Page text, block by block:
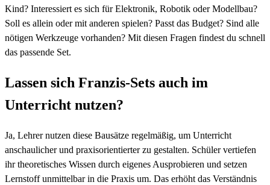
Kind? Interessiert es sich für Elektronik, Robotik oder Modellbau?
Soll es allein oder mit anderen spielen? Passt das Budget? Sind alle
nötigen Werkzeuge vorhanden? Mit diesen Fragen findest du schnell
das passende Set.
Lassen sich Franzis-Sets auch im
Unterricht nutzen?
Ja, Lehrer nutzen diese Bausätze regelmäßig, um Unterricht
anschaulicher und praxisorientierter zu gestalten. Schüler vertiefen
ihr theoretisches Wissen durch eigenes Ausprobieren und setzen
Lernstoff unmittelbar in die Praxis um. Das erhöht das Verständnis